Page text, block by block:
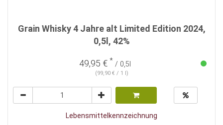
Grain Whisky 4 Jahre alt Limited Edition 2024,
0,5l, 42%
49,95 € * / 0,5l
(99,90 € / 1 l)
Lebensmittelkennzeichnung